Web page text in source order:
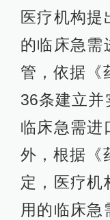
医疗机构提
的临床急需
管，依据《
36条建立并
临床急需进
外，根据《
定，医疗机
用的临床急